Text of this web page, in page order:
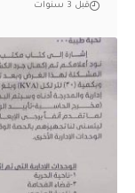
قبل 3 سنوات